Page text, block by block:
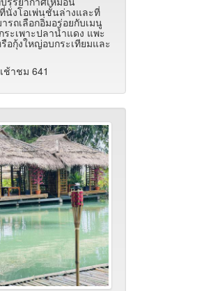
นั่งโอเพ่นชั้นล่างและที่
ถเลือกอิ่มอร่อยกับเมนู
ะเพาะปลาน้ำแดง แพะ
กุ้งใหญ่อบกระเทียมและ
ช้าชม 641